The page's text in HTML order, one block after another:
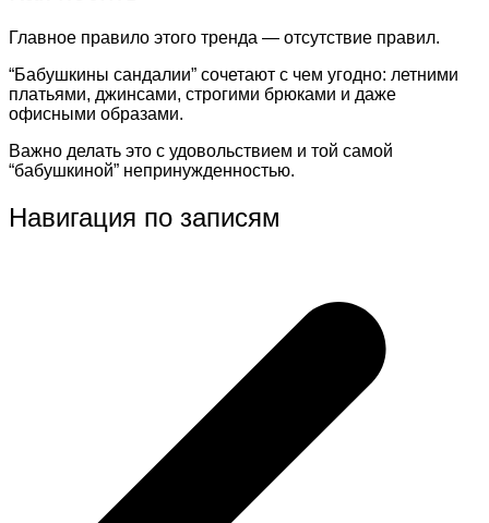
Главное правило этого тренда — отсутствие правил.
“Бабушкины сандалии” сочетают с чем угодно: летними
платьями, джинсами, строгими брюками и даже
офисными образами.
Важно делать это с удовольствием и той самой
“бабушкиной” непринужденностью.
Навигация по записям